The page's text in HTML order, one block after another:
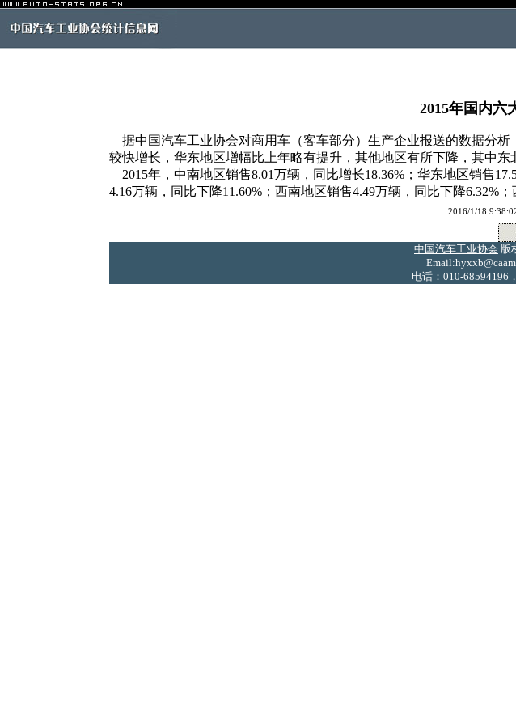
2015年国内六
据中国汽车工业协会对商用车（客车部分）生产企业报送的数据分析
较快增长，华东地区增幅比上年略有提升，其他地区有所下降，其中东
2015年，中南地区销售8.01万辆，同比增长18.36%；华东地区销售
4.16万辆，同比下降11.60%；西南地区销售4.49万辆，同比下降6.32%
2016/1/18
中国汽车工业协会 版
电话：010-68594196